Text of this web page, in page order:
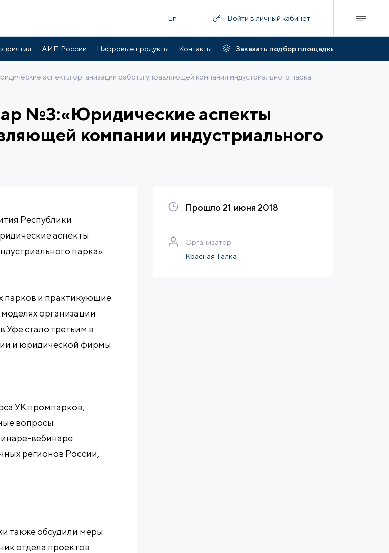
En Войти в личный кабинет
АИП России Цифровые продукты Контакты Заказать подбор площадки
аспекты организации работы управляющей компании индустриального парка
№3:«Юридические аспекты
компании индустриального
Республики
аспекты
парка».
парков и практикующие
организации
стало третьим в
и юридической фирмы
УК промпарков,
вопросы
вебинаре
регионов России,
также обсудили меры
отдела проектов
Прошло 21 июня 2018
Организатор
Красная Талка